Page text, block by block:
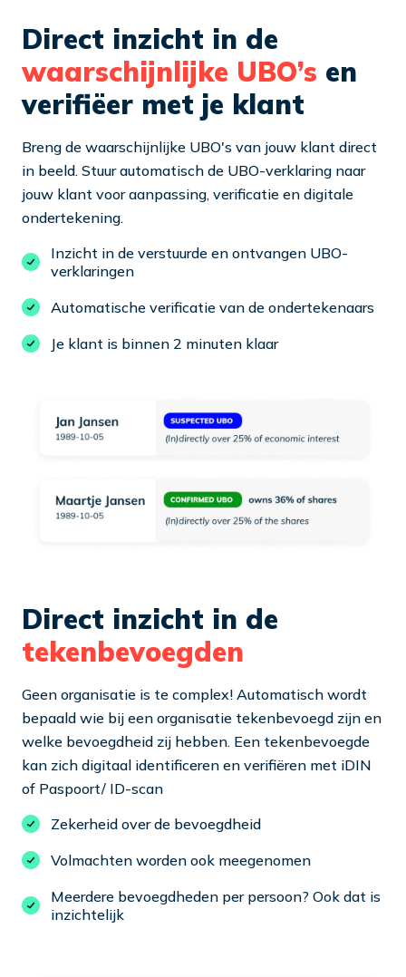
Direct inzicht in de
waarschijnlijke UBO’s en
verifiëer met je klant
Breng de waarschijnlijke UBO's van jouw klant direct
in beeld. Stuur automatisch de UBO-verklaring naar
jouw klant voor aanpassing, verificatie en digitale
ondertekening.
Inzicht in de verstuurde en ontvangen UBO-
verklaringen
Automatische verificatie van de ondertekenaars
Je klant is binnen 2 minuten klaar
Direct inzicht in de
tekenbevoegden
Geen organisatie is te complex! Automatisch wordt
bepaald wie bij een organisatie tekenbevoegd zijn en
welke bevoegdheid zij hebben. Een tekenbevoegde
kan zich digitaal identificeren en verifiëren met iDIN
of Paspoort/ ID-scan
Zekerheid over de bevoegdheid
Volmachten worden ook meegenomen
Meerdere bevoegdheden per persoon? Ook dat is
inzichtelijk